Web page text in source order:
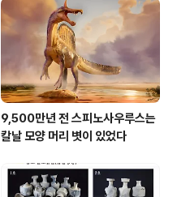
9,500만년 전 스피노사우루스는
칼날 모양 머리 볏이 있었다